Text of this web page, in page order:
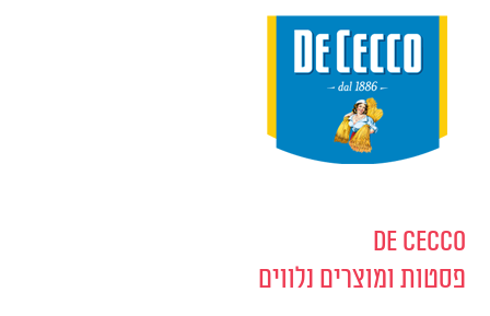
De Cecco
פסטות ומוצרים נלווים